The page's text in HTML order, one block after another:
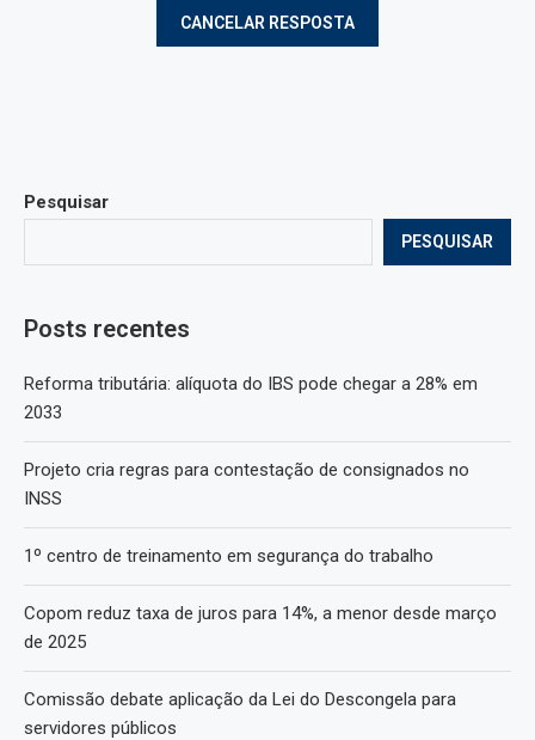
Pesquisar
PESQUISAR
Posts recentes
Reforma tributária: alíquota do IBS pode chegar a 28% em
2033
Projeto cria regras para contestação de consignados no
INSS
1º centro de treinamento em segurança do trabalho
Copom reduz taxa de juros para 14%, a menor desde março
de 2025
Comissão debate aplicação da Lei do Descongela para
servidores públicos